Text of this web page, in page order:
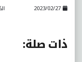
ذات صلة: